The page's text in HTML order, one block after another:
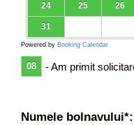
24 25 26
31
Powered by Booking Calendar
08 - Am primit
Numele bolnavului*: